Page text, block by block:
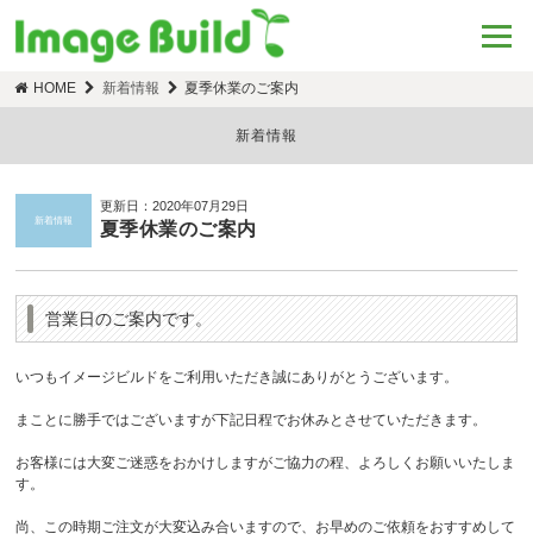
HOME 新着情報 夏季休業のご案内
新着情報
新着情報
更新日：2020年07月29日
夏季休業のご案内
営業日のご案内です。
いつもイメージビルドをご利用いただき誠にありがとうございます。
まことに勝手ではございますが下記日程でお休みとさせていただきます。
お客様には大変ご迷惑をおかけしますがご協力の程、よろしくお願いいたしま
す。
尚、この時期ご注文が大変込み合いますので、お早めのご依頼をおすすめして